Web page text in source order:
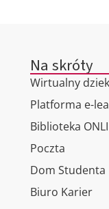
Na skróty
Wirtualny
Platforma e-
Biblioteka
Poczta
Dom Studenta
Biuro Karier